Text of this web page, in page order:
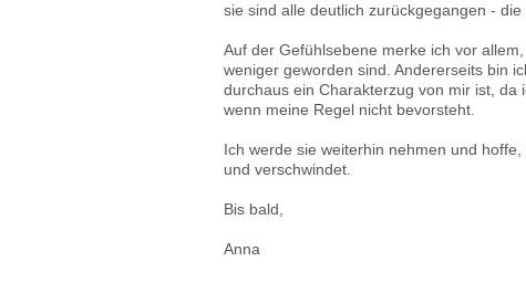
sie sind alle deutlich zurückgegangen -
Auf der Gefühlsebene merke ich vor
weniger geworden sind. Andererseits bin
durchaus ein Charakterzug von mir ist,
wenn meine Regel nicht bevorsteht.
Ich werde sie weiterhin nehmen und
und verschwindet.
Bis bald,
Anna